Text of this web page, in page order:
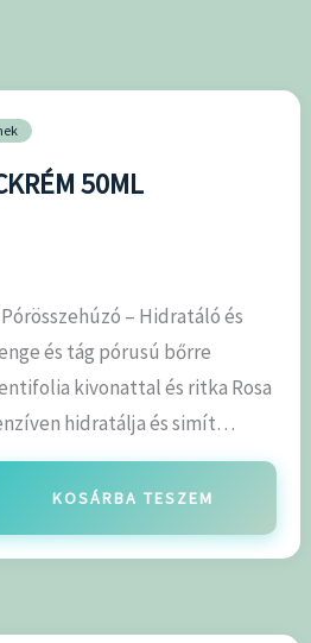
50ML
– Hidratáló és
és tág pórusú bőrre
kivonattal és ritka Rosa
hidratálja és simít…
KOSÁRBA TESZEM